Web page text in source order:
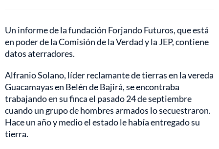
Un informe de la fundación Forjando Futuros, que está
en poder de la Comisión de la Verdad y la JEP, contiene
datos aterradores.
Alfranio Solano, líder reclamante de tierras en la vereda
Guacamayas en Belén de Bajirá, se encontraba
trabajando en su finca el pasado 24 de septiembre
cuando un grupo de hombres armados lo secuestraron.
Hace un año y medio el estado le había entregado su
tierra.